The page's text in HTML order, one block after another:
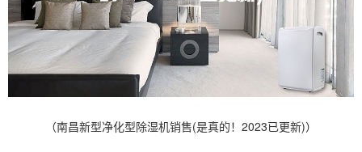
（南昌新型净化型除湿机销售(是真的！2023已更新)）